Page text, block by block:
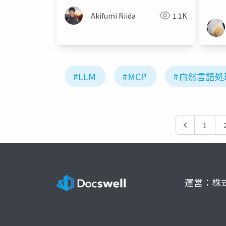
Akifumi Niida 1.1K
#LLM #MCP #自然言語
1
運営：株